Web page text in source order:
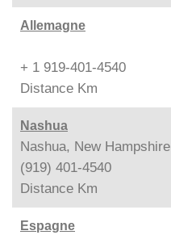
Allemagne
+ 1 919-401-4540
Distance Km
Nashua
Nashua, New Hampshire
(919) 401-4540
Distance Km
Espagne